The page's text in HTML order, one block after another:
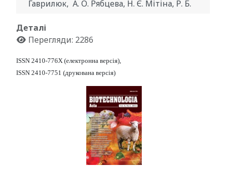
Гаврилюк, А. О. Рябцева, Н. Є. Мітіна, Р. Б.
Деталі
Перегляди: 2286
ISSN 2410-776X (електронна версія),
ISSN 2410-7751 (друкована версія)